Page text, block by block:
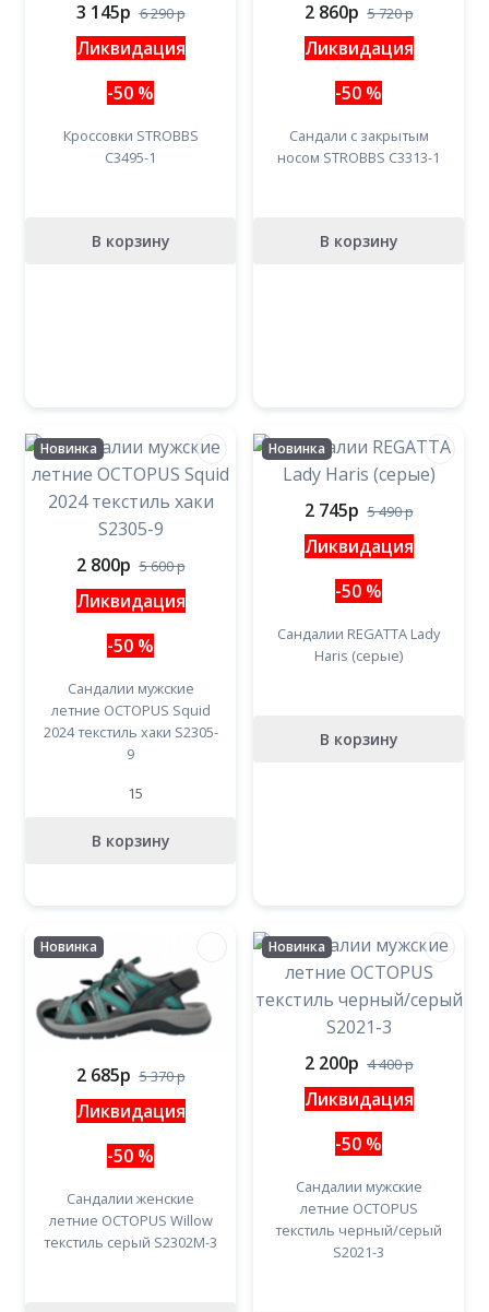
3 145p 6 290p
Ликвидация
-50 %
Кроссовки STROBBS
C3495-1
В корзину
2 860p 5 720p
Ликвидация
-50 %
Сандали с закрытым
носом STROBBS C3313-1
В корзину
Новинка
2 800p 5 600p
Ликвидация
-50 %
Сандалии мужские
летние OCTOPUS Squid
2024 текстиль хаки S2305-
9
15
В корзину
Новинка
2 745p 5 490p
Ликвидация
-50 %
Сандалии REGATTA Lady
Haris (серые)
В корзину
Новинка
2 685p 5 370p
Ликвидация
-50 %
Сандалии женские
летние OCTOPUS Willow
текстиль серый S2302M-3
Новинка
2 200p 4 400p
Ликвидация
-50 %
Сандалии мужские
летние OCTOPUS
текстиль черный/серый
S2021-3